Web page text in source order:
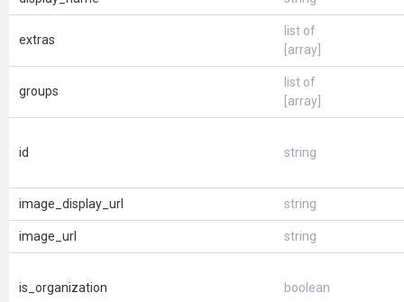
extras
list of
[array]
groups
list of
[array]
id string
image_display_url string
image_url string
is_organization boolean